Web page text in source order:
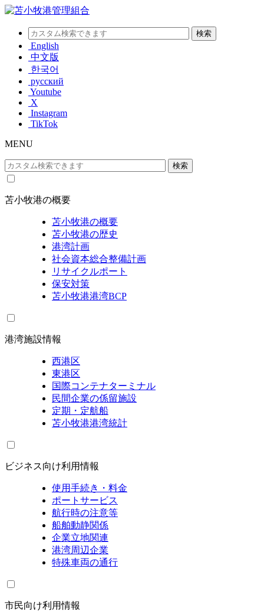
English
中文版
한국어
русский
Youtube
X
Instagram
TikTok
MENU
苫小牧港の概要
苫小牧港の概要
苫小牧港の歴史
港湾計画
社会資本総合整備計画
リサイクルポート
保安対策
苫小牧港港湾BCP
港湾施設情報
西港区
東港区
国際コンテナターミナル
民間企業の係留施設
定期・定航船
苫小牧港港湾統計
ビジネス向け利用情報
使用手続き・料金
ポートサービス
航行時の注意等
船舶動静関係
企業立地関連
港湾周辺企業
特殊車両の通行
市民向け利用情報